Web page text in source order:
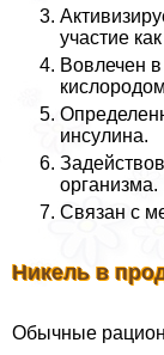
участие
Вовлечен
инсулина.
организма.
Связан с
Никель в
Обычные